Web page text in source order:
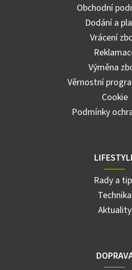
Obchodní
Dodání a
Vrácení
Výměna
Věrnostní
Cookie
Podmínky
Rady a
Technika
Aktuality